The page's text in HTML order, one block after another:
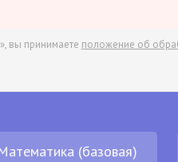
вы принимаете положение об
(базовая)